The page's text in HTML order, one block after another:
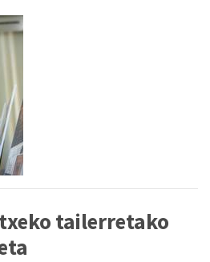
tailerretako